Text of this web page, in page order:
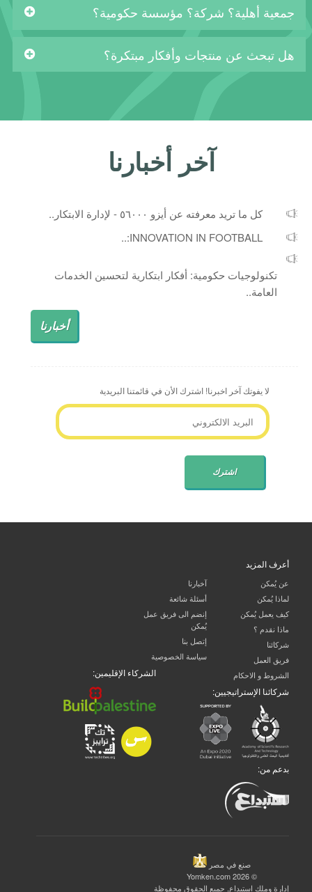
جمعية أهلية؟ شركة؟ مؤسسة حكومية؟
هل تبحث عن منتجات وأفكار مبتكرة؟
آخر أخبارنا
كل ما تريد معرفته عن أيزو ٥٦٠٠٠ - لإدارة الابتكار..
INNOVATION IN FOOTBALL:..
تكنولوجيات حكومية: أفكار ابتكارية لتحسين الخدمات
العامة..
أخبارنا
لا يفوتك آخر اخبرنا! اشترك الأن في قائمتنا البريدية
أعرف المزيد
عن يُمكن
لماذا يُمكن
كيف يعمل يُمكن
ماذا نقدم ؟
شركائنا
فريق العمل
الشروط و الاحكام
آخبارنا
أسئلة شائعة
إنضم الى فريق عمل
يُمكن
إتصل بنا
سياسة الخصوصية
الشركاء الإقليمين:
شركائنا الإستراتيجيين:
بدعم من:
صنع في مصر
© 2026 Yomken.com
إدارة وملك استبداع , جميع الحقوق محفوظة